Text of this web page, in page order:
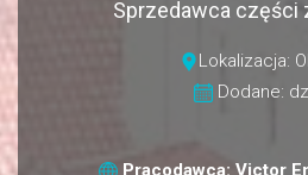
Sprzedawca części
Lokalizacja:
Dodane:
Pracodawca: Victor